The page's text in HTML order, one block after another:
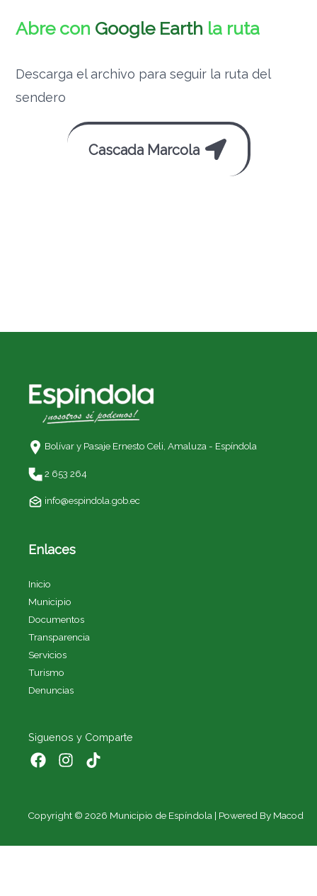
Abre con Google Earth la ruta
Descarga el archivo para seguir la ruta del
sendero
Cascada Marcola
Bolívar y Pasaje Ernesto Celi, Amaluza - Espíndola
2 653 264
info@espindola.gob.ec
Enlaces
Inicio
Municipio
Documentos
Transparencia
Servicios
Turismo
Denuncias
Siguenos y Comparte
Copyright © 2026 Municipio de Espíndola | Powered By Macod